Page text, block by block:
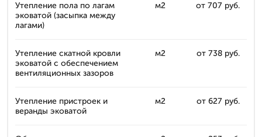
Утепление пола по лагам
эковатой (засыпка между
лагами)
м2 от 707 руб.
Утепление скатной кровли
эковатой с обеспечением
вентиляционных зазоров
м2 от 738 руб.
Утепление пристроек и
веранды эковатой
м2 от 627 руб.